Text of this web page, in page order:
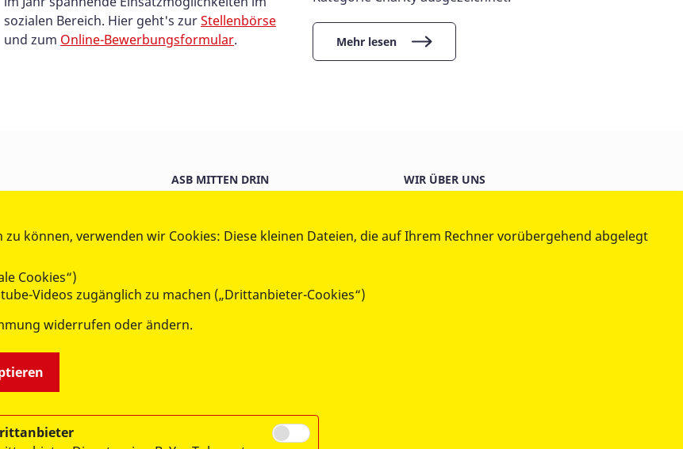
sozialen Bereich. Hier geht's zurStellenbörse
und zum Online-Bewerbungsformular. Mehr lesen
Jugend
ASB MITTEN DRIN
ASB-Wünschewagen Sachsen
WIR ÜBER UNS
Landesgeschäftsstelle
können, verwenden wir Cookies: Diese kleinen Dateien, die auf Ihrem Rechner vorübergehend abgelegt
Cookies“)
Videos zugänglich zu machen („Drittanbieter-Cookies“)
widerrufen oder ändern.